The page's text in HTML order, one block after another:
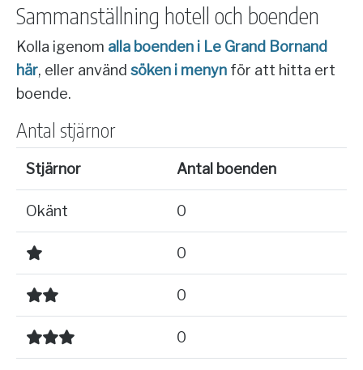
Sammanställning hotell och boenden
Kolla igenom alla boenden i Le Grand Bornand
här, eller använd söken i menyn för att hitta ert
boende.
Antal stjärnor
Stjärnor Antal boenden
Okänt 0
0
0
0